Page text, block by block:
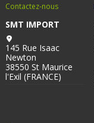
Contactez-nous
SMT IMPORT
145 Rue Isaac
Newton
38550 St Maurice
l'Exil (FRANCE)